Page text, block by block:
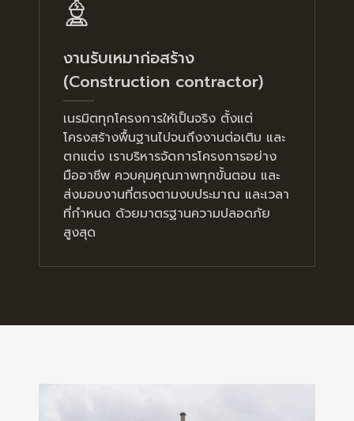
งานรับเหมาก่อสร้าง
(Construction contractor)
เนรมิตทุกโครงการให้เป็นจริง ตั้งแต่
โครงสร้างพื้นฐานไปจนถึงงานต่อเติม และ
ตกแต่ง เราบริหารจัดการโครงการอย่าง
มืออาชีพ ควบคุมคุณภาพทุกขั้นตอน และ
ส่งมอบงานที่ตรงตามงบประมาณ และเวลา
ที่กำหนด ด้วยมาตรฐานความปลอดภัย
สูงสุด